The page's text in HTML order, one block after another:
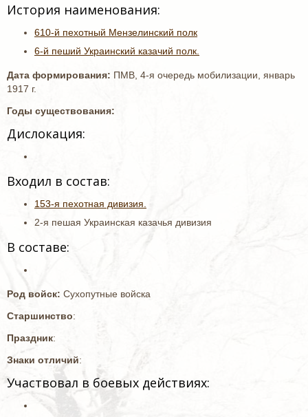
История наименования:
610-й пехотный Мензелинский полк
6-й пеший Украинский казачий полк.
Дата формирования: ПМВ, 4-я очередь мобилизации, январь
1917 г.
Годы существования:
Дислокация:
Входил в состав:
153-я пехотная дивизия.
2-я пешая Украинская казачья дивизия
В составе:
Род войск: Сухопутные войска
Старшинство:
Праздник:
Знаки отличий:
Участвовал в боевых действиях: